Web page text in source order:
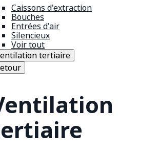
Caissons d'extraction
Bouches
Entrées d'air
Silencieux
Voir tout
tertiaire